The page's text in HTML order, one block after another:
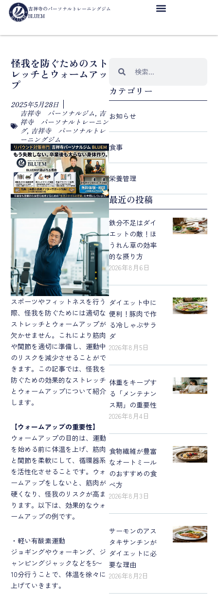
吉祥寺のパーソナルトレーニングジム
BLUEM
怪我を防ぐためのスト
レッチとウォームアッ
プ
2025年5月28日
吉祥寺 パーソナルジム, 吉
祥寺 パーソナルトレーニン
グ, 吉祥寺 パーソナルトレ
ーニングジム
スポーツやフィットネスを行う
際、怪我を防ぐためには適切な
ストレッチとウォームアップが
欠かせません。これにより筋肉
や関節を適切に準備し、運動中
のリスクを減少させることがで
きます。この記事では、怪我を
防ぐための効果的なストレッチ
とウォームアップについて紹介
します。
【ウォームアップの重要性】
ウォームアップの目的は、運動
を始める前に体温を上げ、筋肉
と関節を柔軟にして、循環器系
を活性化させることです。ウォ
ームアップをしないと、筋肉が
硬くなり、怪我のリスクが高ま
ります。以下は、効果的なウォ
ームアップの例です。
・軽い有酸素運動
ジョギングやウォーキング、ジ
ャンピングジャックなどを5〜
10分行うことで、体温を徐々に
上げていきます。
カテゴリー
お知らせ
食事
栄養管理
最近の投稿
鉄分不足はダイ
エットの敵！ほ
うれん草の効率
的な摂り方
2026年8月6日
ダイエット中に
便利！豚肉で作
る冷しゃぶサラ
ダ
2026年8月5日
体重をキープす
る「メンテナン
ス期」の重要性
2026年8月4日
食物繊維が豊富
なオートミール
のおすすめの食
べ方
2026年8月3日
サーモンのアス
タキサンチンが
ダイエットに必
要な理由
2026年8月2日